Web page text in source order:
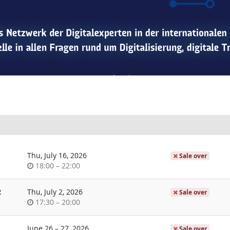
Thu, July 16, 2026
Time
18:00 –until
22:00
Sale over
Thu, July 2, 2026
Time
17:30 –until
20:00
Sale over
until